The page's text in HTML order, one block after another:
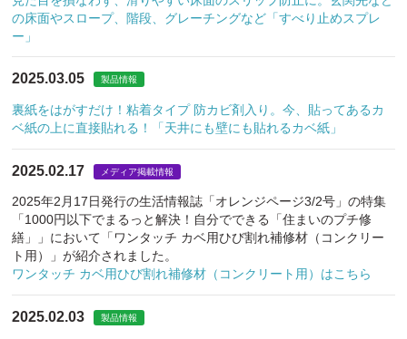
の床面やスロープ、階段、グレーチングなど「すべり止めスプレ
ー」
2025.03.05 製品情報
裏紙をはがすだけ！粘着タイプ 防カビ剤入り。今、貼ってあるカ
ベ紙の上に直接貼れる！「天井にも壁にも貼れるカベ紙」
2025.02.17 メディア掲載情報
2025年2月17日発行の生活情報誌「オレンジページ3/2号」の特集
「1000円以下でまるっと解決！自分でできる「住まいのプチ修
繕」」において「ワンタッチ カベ用ひび割れ補修材（コンクリー
ト用）」が紹介されました。
ワンタッチ カベ用ひび割れ補修材（コンクリート用）はこちら
2025.02.03 製品情報